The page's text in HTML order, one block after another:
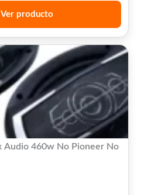
Ver producto
Audio 460w No Pioneer No